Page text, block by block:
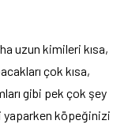
uzun kimileri kısa,
çok kısa,
gibi pek çok şey
yaparken köpeğinizi